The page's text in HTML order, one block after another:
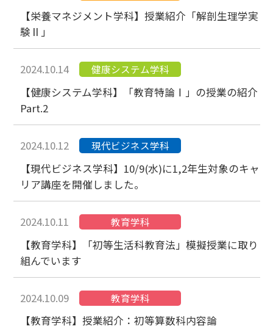
【栄養マネジメント学科】授業紹介「解剖生理学実
験Ⅱ」
2024.10.14 健康システム学科
【健康システム学科】「教育特論Ⅰ」の授業の紹介
Part.2
2024.10.12 現代ビジネス学科
【現代ビジネス学科】10/9(水)に1,2年生対象のキャ
リア講座を開催しました。
2024.10.11 教育学科
【教育学科】「初等生活科教育法」模擬授業に取り
組んでいます
2024.10.09 教育学科
【教育学科】授業紹介：初等算数科内容論